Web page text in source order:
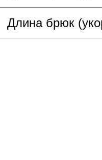
Длина брюк